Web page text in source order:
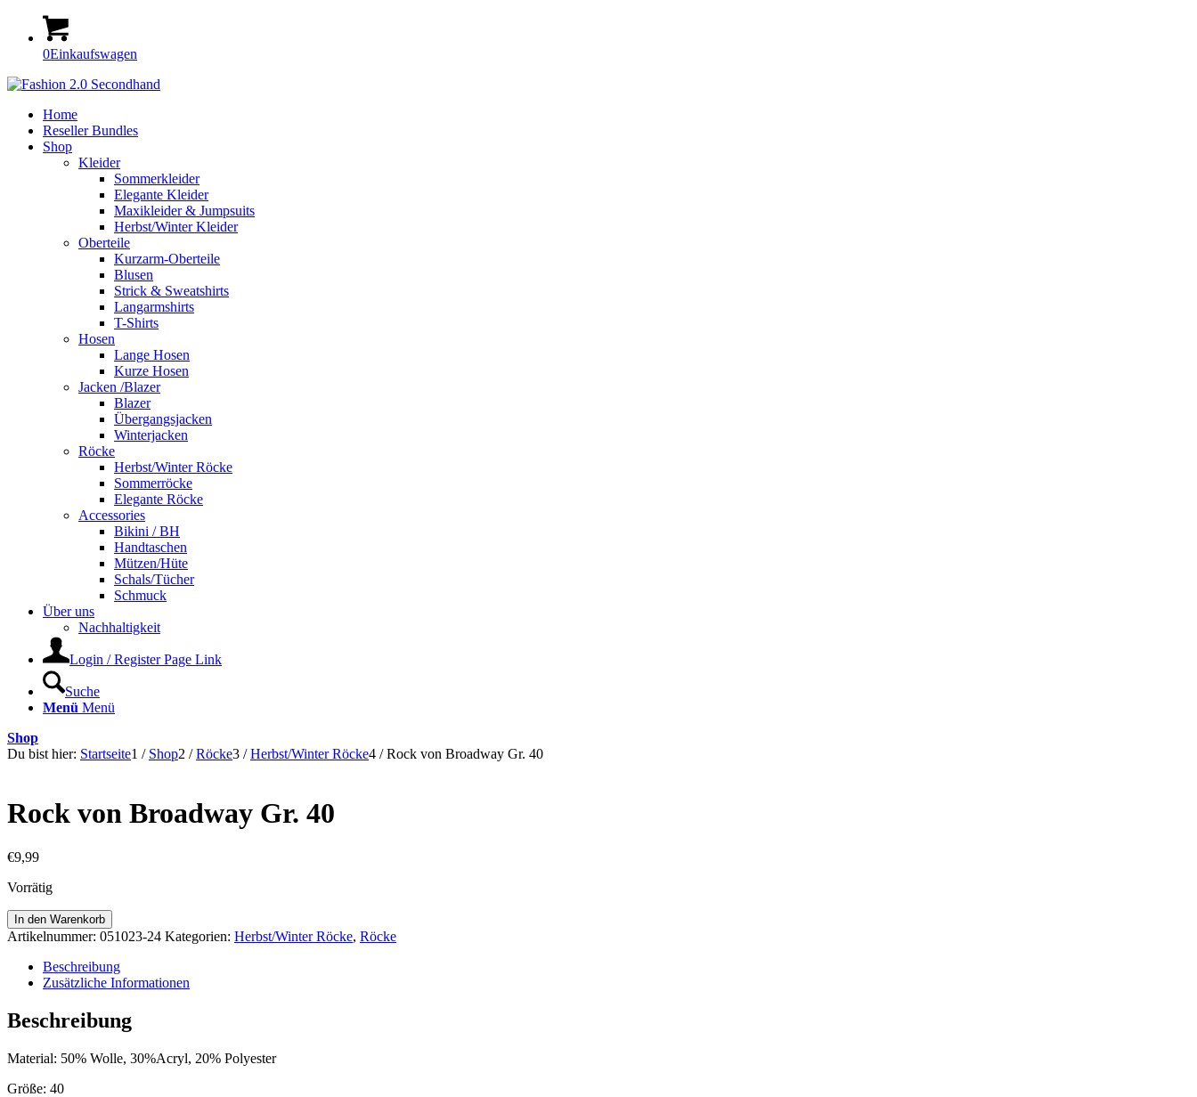
0Einkaufswagen
Home
Reseller Bundles
Shop
Kleider
Sommerkleider
Elegante Kleider
Maxikleider & Jumpsuits
Herbst/Winter Kleider
Oberteile
Kurzarm-Oberteile
Blusen
Strick & Sweatshirts
Langarmshirts
T-Shirts
Hosen
Lange Hosen
Kurze Hosen
Jacken /Blazer
Blazer
Übergangsjacken
Winterjacken
Röcke
Herbst/Winter Röcke
Sommerröcke
Elegante Röcke
Accessories
Bikini / BH
Handtaschen
Mützen/Hüte
Schals/Tücher
Schmuck
Über uns
Nachhaltigkeit
Login / Register Page Link
Suche
Menü Menü
Shop
Du bist hier: Startseite1 / Shop2 / Röcke3 / Herbst/Winter Röcke4 / Rock von Broadway Gr. 40
Rock von Broadway Gr. 40
€9,99
Vorrätig
Rock
von
In den Warenkorb
Artikelnummer: 051023-24 Kategorien: Herbst/Winter Röcke, Röcke
Beschreibung
Zusätzliche Informationen
Beschreibung
Material: 50% Wolle, 30%Acryl, 20% Polyester
Größe: 40